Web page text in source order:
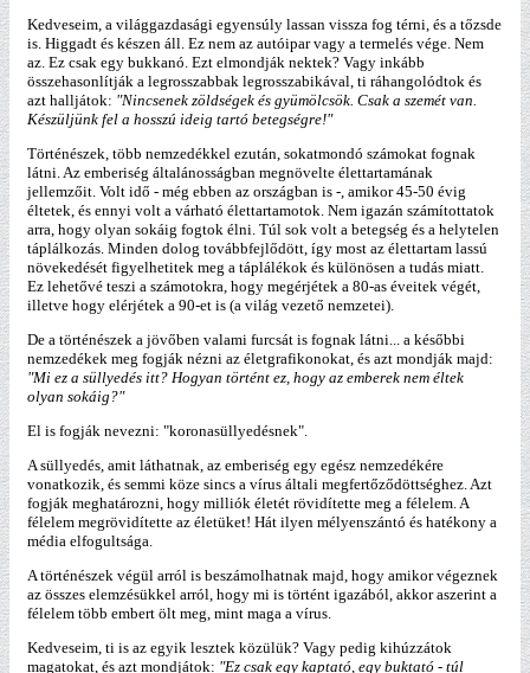
Kedveseim, a világgazdasági egyensúly lassan vissza fog térni, és a tőzsde
is. Higgadt és készen áll. Ez nem az autóipar vagy a termelés vége. Nem
az. Ez csak egy bukkanó. Ezt elmondják nektek? Vagy inkább
összehasonlítják a legrosszabbak legrosszabikával, ti ráhangolódtok és
azt halljátok: "Nincsenek zöldségek és gyümölcsök. Csak a szemét van.
Készüljünk fel a hosszú ideig tartó betegségre!"
Történészek, több nemzedékkel ezután, sokatmondó számokat fognak
látni. Az emberiség általánosságban megnövelte élettartamának
jellemzőit. Volt idő - még ebben az országban is -, amikor 45-50 évig
éltetek, és ennyi volt a várható élettartamotok. Nem igazán számítottatok
arra, hogy olyan sokáig fogtok élni. Túl sok volt a betegség és a helytelen
táplálkozás. Minden dolog továbbfejlődött, így most az élettartam lassú
növekedését figyelhetitek meg a táplálékok és különösen a tudás miatt.
Ez lehetővé teszi a számotokra, hogy megérjétek a 80-as éveitek végét,
illetve hogy elérjétek a 90-et is (a világ vezető nemzetei).
De a történészek a jövőben valami furcsát is fognak látni... a későbbi
nemzedékek meg fogják nézni az életgrafikonokat, és azt mondják majd:
"Mi ez a süllyedés itt? Hogyan történt ez, hogy az emberek nem éltek
olyan sokáig?"
El is fogják nevezni: "koronasüllyedésnek".
A süllyedés, amit láthatnak, az emberiség egy egész nemzedékére
vonatkozik, és semmi köze sincs a vírus általi megfertőződöttséghez. Azt
fogják meghatározni, hogy milliók életét rövidítette meg a félelem. A
félelem megrövidítette az életüket! Hát ilyen mélyenszántó és hatékony a
média elfogultsága.
A történészek végül arról is beszámolhatnak majd, hogy amikor végeznek
az összes elemzésükkel arról, hogy mi is történt igazából, akkor aszerint a
félelem több embert ölt meg, mint maga a vírus.
Kedveseim, ti is az egyik lesztek közülük? Vagy pedig kihúzzátok
magatokat, és azt mondjátok: "Ez csak egy kaptató, egy buktató - túl